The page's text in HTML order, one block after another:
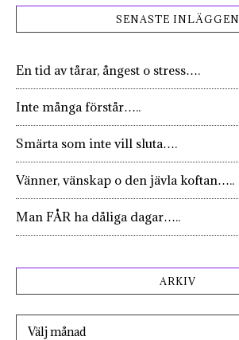
SENASTE INLÄGGEN
En tid av tårar, ångest o stress….
Inte många förstår…..
Smärta som inte vill sluta….
Vänner, vänskap o den jävla koftan…..
Man FÅR ha dåliga dagar…..
ARKIV
Arkiv